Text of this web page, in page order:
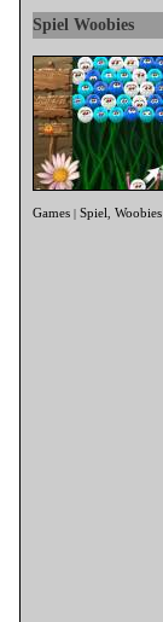
Spiel Woobies
Games |Spiel ,Woobies